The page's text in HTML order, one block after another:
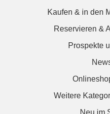
Kaufen & in den
Reservieren &
Prospekte
Weitere
Neu im